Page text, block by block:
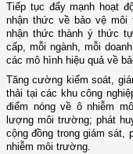
Tiếp tục đẩy mạnh hoạt
nhận thức về bảo vệ
nhận thức thành ý thức
cấp, mỗi ngành, mỗi
các mô hình hiệu quả về
Tăng cường kiểm soát,
thải tại các khu công
điểm nóng về ô nhiễm
lượng môi trường; phát
cộng đồng trong giám sát,
nhiễm môi trường.